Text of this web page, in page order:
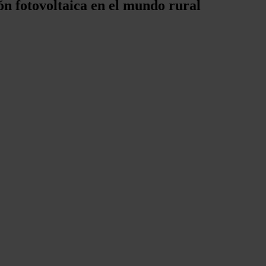
fotovoltaica en el mundo rural